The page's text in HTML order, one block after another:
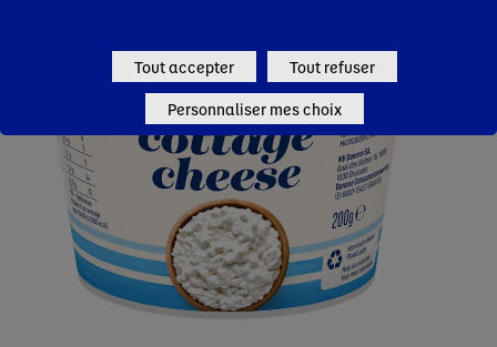
Tout accepter Tout refuser
Personnaliser mes choix